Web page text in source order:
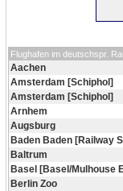
Flughafen im deutschspr.
Aachen
Amsterdam [Schiphol]
Amsterdam [Schiphol]
Arnhem
Augsburg
Baden Baden [Railway
Baltrum
Basel [Basel/Mulhouse
Berlin Zoo